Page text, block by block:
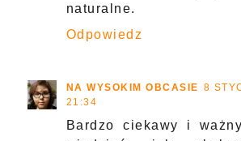
naturalne.
Odpowiedz
NA WYSOKIM OBCASIE 8
21:34
Bardzo ciekawy i